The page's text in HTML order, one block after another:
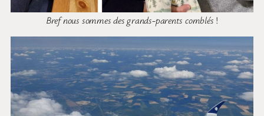
Bref nous sommes des grands-parents comblés !